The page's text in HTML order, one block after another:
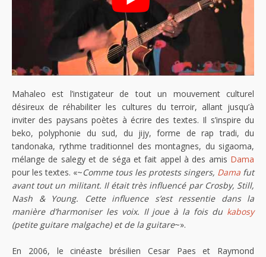
Mahaleo est l’instigateur de tout un mouvement culturel
désireux de réhabiliter les cultures du terroir, allant jusqu’à
inviter des paysans poètes à écrire des textes. Il s’inspire du
beko, polyphonie du sud, du jijy, forme de rap tradi, du
tandonaka, rythme traditionnel des montagnes, du sigaoma,
mélange de salegy et de séga et fait appel à des amis Dama
pour les textes. «~Comme tous les protests singers, Dama fut
avant tout un militant. Il était très influencé par Crosby, Still,
Nash & Young. Cette influence s’est ressentie dans la
manière d’harmoniser les voix. Il joue à la fois du kabosy
(petite guitare malgache) et de la guitare~».
En 2006, le cinéaste brésilien Cesar Paes et Raymond